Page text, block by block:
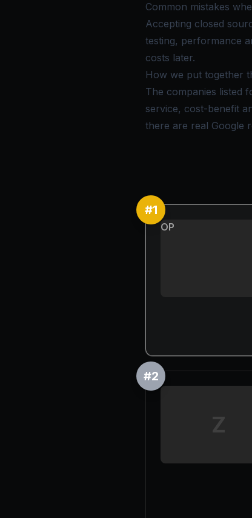
Common mistakes
Accepting closed
testing, performance
costs later.
How we put together
The companies listed
service, cost-benefit
there are real Google
#1
OP
#2
Z